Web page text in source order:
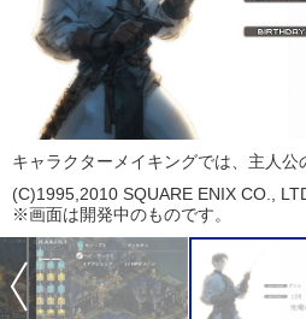
キャラクターメイキングでは、主人
(C)1995,2010 SQUARE ENIX CO.,
※画面は開発中のものです。